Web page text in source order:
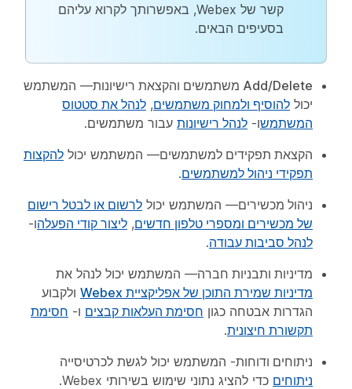
קשר של Webex, באפשרותך לקרוא עליהם
בסעיפים הבאים.
Add/Delete משתמשים והקצאת רישיונות
— המשתמש
יכול להוסיף ולמחוק משתמשים, לנהל את סטטוס
המשתמשו- לנהל רישיונות עבור משתמשים.
הקצאת תפקידים למשתמשים— המשתמש יכול להקצות
תפקידי ניהול למשתמשים.
ניהול מכשירים— המשתמש יכול לרשום או לבטל רישום
של מכשירים ומספרי טלפון חדשים, ליצור קודי הפעלהו-
לנהל סביבות עבודה.
מדיניות ותבניות חברה— המשתמש יכול לנהל את
מדיניות שמירת התוכן של אפליקציית Webex
ולקבוע
הגדרות אבטחה כגון חסימת העלאות קבצים ו- חסימת
תקשורת חיצונית.
ניתוחים ודוחות- המשתמש יכול לגשת לכרטיסייה
ניתוחים כדי להציג נתוני שימוש בשירותי Webex.